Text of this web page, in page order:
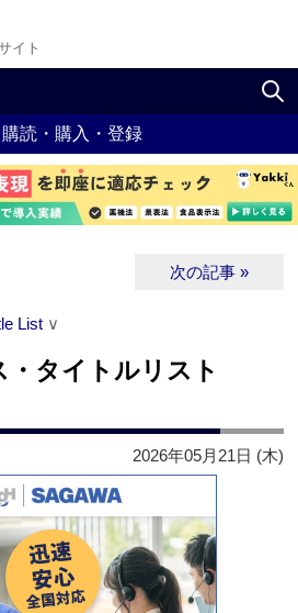
イト
購読・購入・登録
次の記事 »
List ∨
・タイトルリスト
2026年05月21日 (木)